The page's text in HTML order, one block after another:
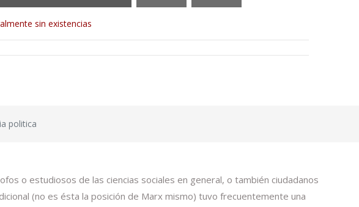
sin existencias
politica
o estudiosos de las ciencias sociales en general, o también ciudadanos
(no es ésta la posición de Marx mismo) tuvo frecuentemente una